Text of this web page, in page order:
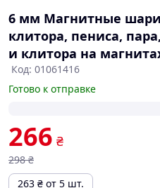
6 мм Магнитные
клитора, пениса,
и клитора на
Код: 01061416
Готово к отправке
266 ₴
298 ₴
263 ₴ от 5 шт.